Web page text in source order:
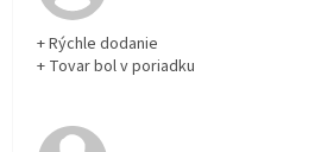
+ Rýchle dodanie
+ Tovar bol v poriadku